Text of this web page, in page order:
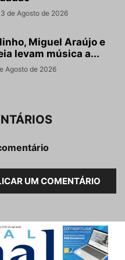
3 de Agosto de 2026
Miguel Araújo e
levam música a...
Agosto de 2026
UM COMENTÁRIO